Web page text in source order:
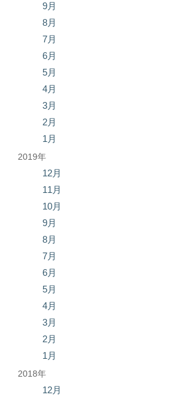
9月
8月
7月
6月
5月
4月
3月
2月
1月
2019年
12月
11月
10月
9月
8月
7月
6月
5月
4月
3月
2月
1月
2018年
12月